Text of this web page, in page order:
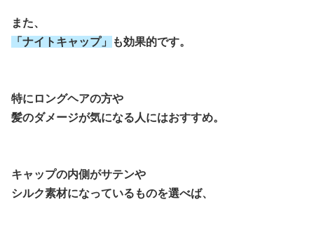
また、
「ナイトキャップ」
も効果的です。
特にロングヘアの方や
髪のダメージが気になる人にはおすすめ。
キャップの内側がサテンや
シルク素材になっているものを選べば、